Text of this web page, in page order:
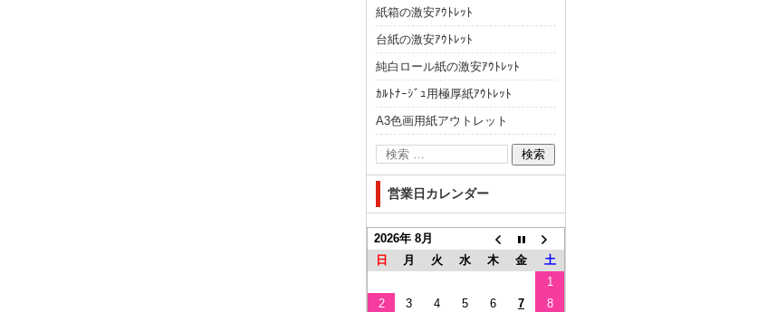
紙箱の激安ｱｳﾄﾚｯﾄ
台紙の激安ｱｳﾄﾚｯﾄ
純白ロール紙の激安ｱｳﾄﾚｯﾄ
ｶﾙﾄﾅｰｼﾞｭ用極厚紙ｱｳﾄﾚｯﾄ
A3色画用紙アウトレット
営業日カレンダー
2026年 8月
日
月 火 水 木 金
土
1
2
3 4 5 6 7
8